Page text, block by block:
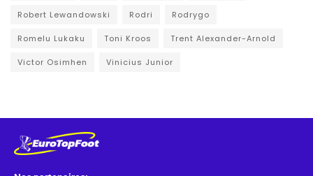
Robert Lewandowski Rodri Rodrygo
Romelu Lukaku Toni Kroos Trent Alexander-Arnold
Victor Osimhen Vinicius Junior